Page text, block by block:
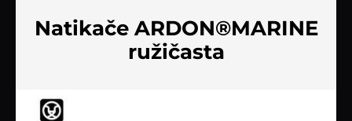
Natikače ARDON®MARINE
ružičasta